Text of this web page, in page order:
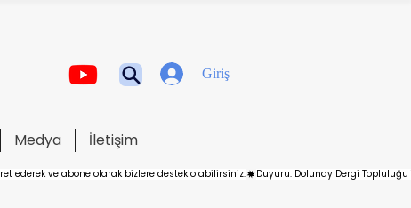
Giriş
Medya İletişim